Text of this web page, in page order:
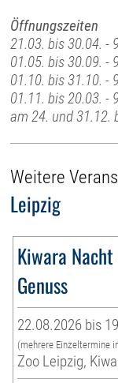
Öffnungszeiten
21.03. bis 30.04. -
01.05. bis 30.09. -
01.10. bis 31.10. -
01.11. bis 20.03. -
am 24. und 31.12.
Weitere
Leipzig
Kiwara
Genuss
22.08.2026 bis
(mehrere Einzeltermine
Zoo Leipzig,